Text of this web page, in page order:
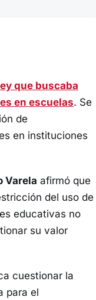
que buscaba
en escuelas. Se
de
en instituciones
Varela afirmó que
del uso de
educativas no
su valor
cuestionar la
para el